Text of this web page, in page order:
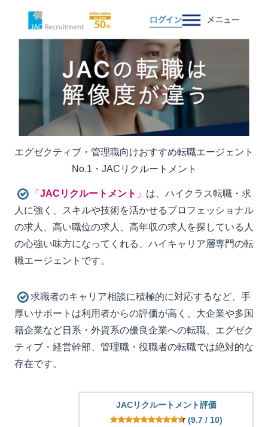
エグゼクティブ・管理職向けおすすめ転職エージェント
No.1・JACリクルートメント
「JACリクルートメント 」 は、ハイクラス転職・求
人に強く、スキルや技術を活かせるプロフェッショナル
の求人、高い職位の求人、高年収の求人を探している人
の心強い味方になってくれる、ハイキャリア層専門の転
職エージェントです。
求職者のキャリア相談に積極的に対応するなど、手
厚いサポートは利用者からの評価が高く、大企業や多国
籍企業など日系・外資系の優良企業への転職、エグゼク
ティブ・経営幹部、管理職・役職者の転職では絶対的な
存在です。
JACリクルートメント評価
(9.7 / 10)